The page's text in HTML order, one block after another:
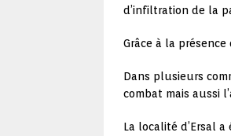
d’infiltration de la
Grâce à la
Dans plusieurs
combat mais aussi
La localité d’Ersal